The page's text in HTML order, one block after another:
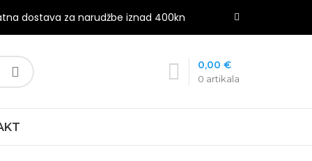
dostava za narudžbe iznad 400kn
0 artikala
0,00€